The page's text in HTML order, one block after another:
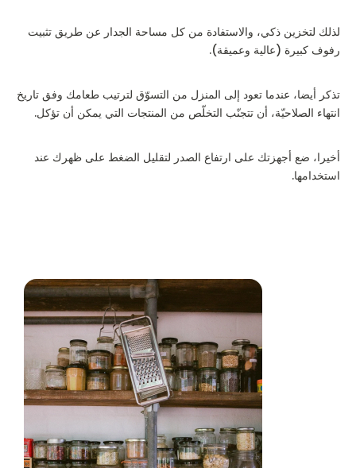
لذلك لتخزين ذكي، والاستفادة من كل مساحة الجدار عن طريق تثبيت
رفوف كبيرة (عالية وعميقة).
تذكر أيضا، عندما تعود إلى المنزل من التسوّق لترتيب طعامك وفق تاريخ
انتهاء الصلاحيّة، أن تتجنّب التخلّص من المنتجات التي يمكن أن تؤكل.
أخيرا، ضع أجهزتك على ارتفاع الصدر لتقليل الضغط على ظهرك عند
استخدامها.